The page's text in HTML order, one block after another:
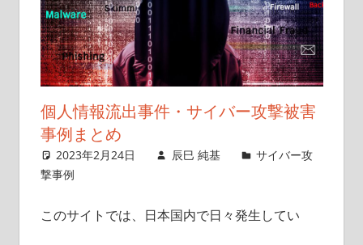
個人情報流出事件・サイバー攻撃被害
事例まとめ
2023年2月24日 辰巳 純基
サイバー攻
撃事例
このサイトでは、日本国内で日々発生してい